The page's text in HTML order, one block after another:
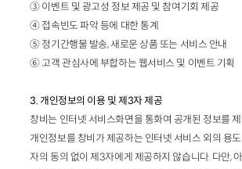
③ 이벤트 및 광고성 정보 제공 및 참여기회 제공
④ 접속빈도 파악 등에 대한 통계
⑤ 정기간행물 발송, 새로운 상품 또는 서비스 안내
⑥ 고객 관심사에 부합하는 웹서비스 및 이벤트 기획
3. 개인정보의 이용 및 제3자 제공
창비는 인터넷 서비스화면을 통화여 공개된 정보를
개인정보를 창비가 제공하는 인터넷 서비스 외의 용
자의 동의 없이 제3자에게 제공하지 않습니다. 다만,